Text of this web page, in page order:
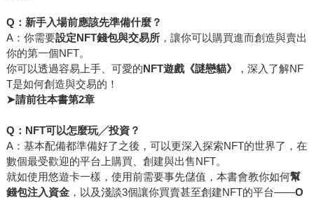
Q ：新手入場前應該先準備什麼？
A：你需要設定NFT錢包與交易所，讓你可以購買進而創造與賣出
你的第一個NFT。
你可以透過容易上手、可愛的NFT遊戲《謎戀貓》
，深入了解NF
T是如何創造與交易的！
➤請前往本書第2章
Q：NFT可以怎麼玩╱投資？
A：基本配備都準備好了之後，可以更深入探索NFT的世界了，在
數個最受歡迎的平台上購買、創建與出售NFT。
就如使用悠遊卡一樣，使用前需要事先儲值，本書會教你如何幫
錢包注入資金，以及淺談3個讓你買賣甚至創建NFT的平台——O